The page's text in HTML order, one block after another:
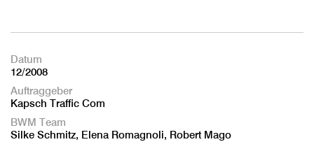
Datum
12/2008
Auftraggeber
Kapsch Traffic Com
BWM Team
Silke Schmitz, Elena Romagnoli, Robert Mago